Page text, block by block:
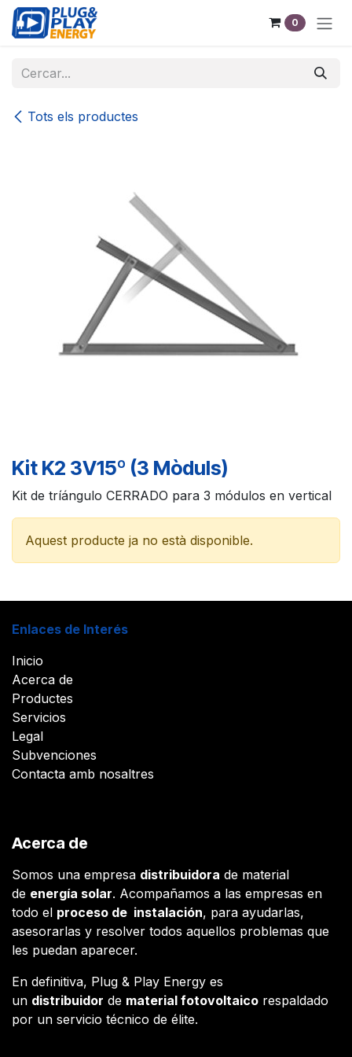
Skip to Content
0
Tots els productes
Kit K2 3V15º (3 Mòduls)
Kit de tríángulo CERRADO para 3 módulos en vertical
Aquest producte ja no està disponible.
Enlaces de Interés
Inicio
Acerca de
Productes
Servicios
Legal
Subvenciones
Contacta amb nosaltres
Acerca de
Somos una empresa distribuidora de material
de energía solar. Acompañamos a las empresas en
todo el proceso de instalación, para ayudarlas,
asesorarlas y resolver todos aquellos problemas que
les puedan aparecer.
En definitiva, Plug & Play Energy es
un distribuidor de material fotovoltaico respaldado
por un servicio técnico de élite.